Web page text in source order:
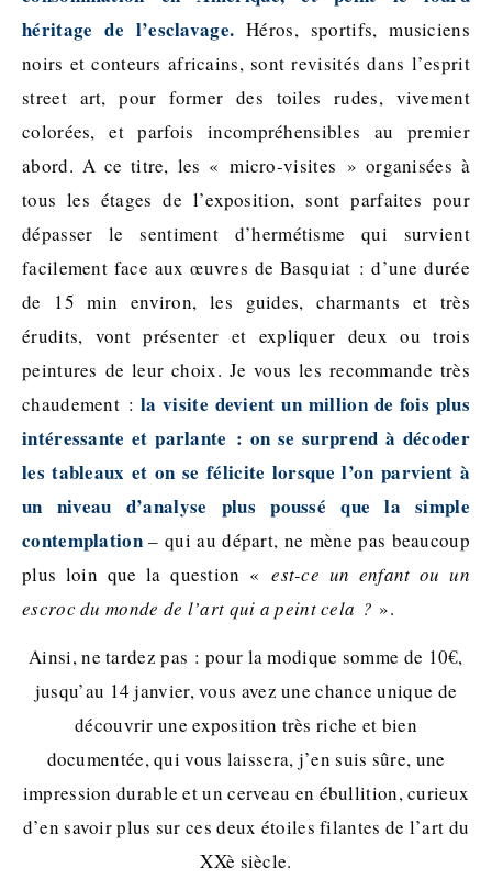
héritage de l’esclavage. Héros, sportifs, musiciens
noirs et conteurs africains, sont revisités dans l’esprit
street art, pour former des toiles rudes, vivement
colorées, et parfois incompréhensibles au premier
abord. A ce titre, les « micro-visites » organisées à
tous les étages de l’exposition, sont parfaites pour
dépasser le sentiment d’hermétisme qui survient
facilement face aux œuvres de Basquiat : d’une durée
de 15 min environ, les guides, charmants et très
érudits, vont présenter et expliquer deux ou trois
peintures de leur choix. Je vous les recommande très
chaudement : la visite devient un million de fois plus
intéressante et parlante : on se surprend à décoder
les tableaux et on se félicite lorsque l’on parvient à
un niveau d’analyse plus poussé que la simple
contemplation– qui au départ, ne mène pas beaucoup
plus loin que la question «est-ce un enfant ou un
escroc du monde de l’art qui a peint cela ? ».
Ainsi, ne tardez pas : pour la modique somme de 10€,
jusqu’au 14 janvier, vous avez une chance unique de
découvrir une exposition très riche et bien
documentée, qui vous laissera, j’en suis sûre, une
impression durable et un cerveau en ébullition, curieux
d’en savoir plus sur ces deux étoiles filantes de l’art du
XXè siècle.